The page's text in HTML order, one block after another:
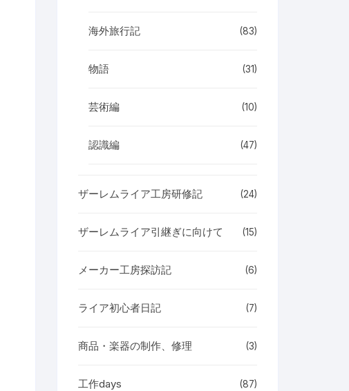
海外旅行記 (83)
物語 (31)
芸術編 (10)
認識編 (47)
ザーレムライア工房研修記 (24)
ザーレムライア引継ぎに向けて (15)
メーカー工房探訪記 (6)
ライア初心者日記 (7)
商品・楽器の制作、修理 (3)
工作days (87)